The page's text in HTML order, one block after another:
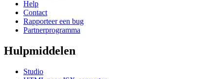
Help
Contact
Rapporteer een bug
Partnerprogramma
Hulpmiddelen
Studio